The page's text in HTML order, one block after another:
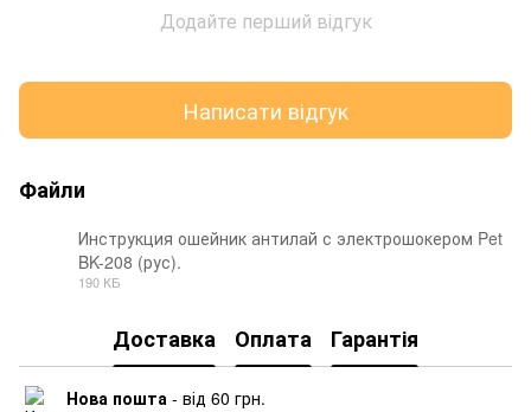
Додайте перший відгук
Написати відгук
Файли
Инструкция ошейник антилай с электрошокером Pet
BK-208 (рус).
190 КБ
Доставка Оплата Гарантія
Нова пошта - від 60 грн.